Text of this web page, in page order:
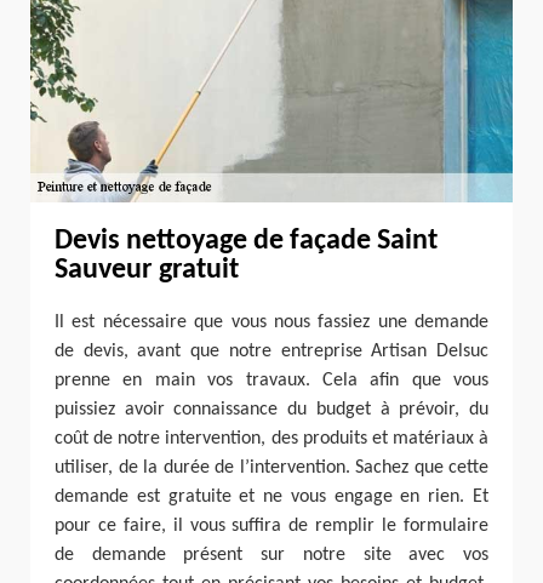
Devis nettoyage de façade Saint
Sauveur gratuit
Il est nécessaire que vous nous fassiez une demande
de devis, avant que notre entreprise Artisan Delsuc
prenne en main vos travaux. Cela afin que vous
puissiez avoir connaissance du budget à prévoir, du
coût de notre intervention, des produits et matériaux à
utiliser, de la durée de l’intervention. Sachez que cette
demande est gratuite et ne vous engage en rien. Et
pour ce faire, il vous suffira de remplir le formulaire
de demande présent sur notre site avec vos